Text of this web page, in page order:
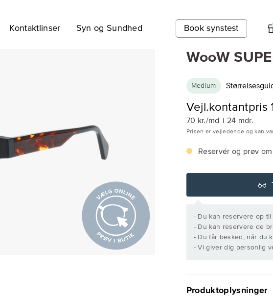
Kontaktlinser Syn og Sundhed Book synstest
WooW
Medium
Vejl.kontantpris
70 kr./md i 24 mdr.
Prisen er vejledende og kan
Reservér og prøv
- Du kan reservere op
- Du kan reservere de
- Du får besked, når du
- Vi giver dig personlig
Produktoplysninger